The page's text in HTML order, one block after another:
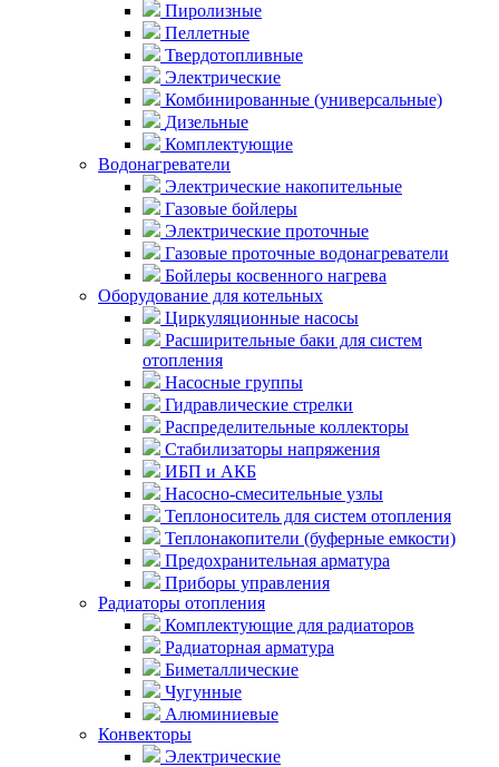
Пиролизные
Пеллетные
Твердотопливные
Электрические
Комбинированные (универсальные)
Дизельные
Комплектующие
Водонагреватели
Электрические накопительные
Газовые бойлеры
Электрические проточные
Газовые проточные водонагреватели
Бойлеры косвенного нагрева
Оборудование для котельных
Циркуляционные насосы
Расширительные баки для систем
отопления
Насосные группы
Гидравлические стрелки
Распределительные коллекторы
Стабилизаторы напряжения
ИБП и АКБ
Насосно-смесительные узлы
Теплоноситель для систем отопления
Теплонакопители (буферные емкости)
Предохранительная арматура
Приборы управления
Радиаторы отопления
Комплектующие для радиаторов
Радиаторная арматура
Биметаллические
Чугунные
Алюминиевые
Конвекторы
Электрические